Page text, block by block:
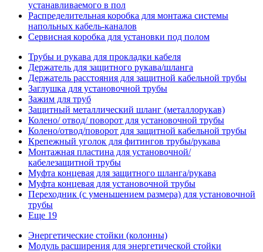
устанавливаемого в пол
Распределительная коробка для монтажа системы
напольных кабель-каналов
Сервисная коробка для установки под полом
Трубы и рукава для прокладки кабеля
Держатель для защитного рукава/шланга
Держатель расстояния для защитной кабельной трубы
Заглушка для установочной трубы
Зажим для труб
Защитный металлический шланг (металлорукав)
Колено/ отвод/ поворот для установочной трубы
Колено/отвод/поворот для защитной кабельной трубы
Крепежный уголок для фитингов трубы/рукава
Монтажная пластина для установочной/
кабелезащитной трубы
Муфта концевая для защитного шланга/рукава
Муфта концевая для установочной трубы
Переходник (с уменьшением размера) для установочной
трубы
Еще 19
Энергетические стойки (колонны)
Модуль расширения для энергетической стойки